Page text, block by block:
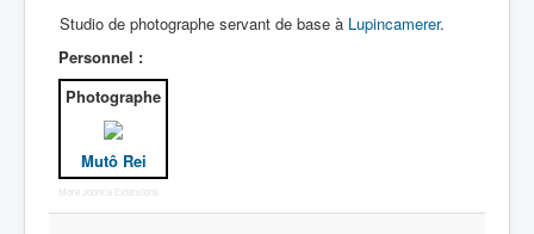
Studio de photographe servant de base à Lupincamerer.
Personnel :
Photographe
Mutô Rei
More Joomla Extensions